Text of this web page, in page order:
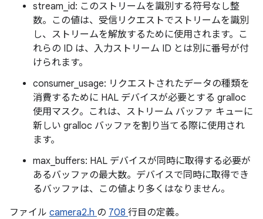
stream_id: このストリームを識別する符号なし整
数。この値は、受信リクエストでストリームを識別
し、ストリームを解放するために使用されます。こ
れらの ID は、入力ストリーム ID とは別に番号が付
けられます。
consumer_usage: リクエストされたデータの種類を
消費するために HAL デバイスが必要とする gralloc
使用マスク。これは、ストリーム バッファ キューに
新しい gralloc バッファを割り当てる際に使用され
ます。
max_buffers: HAL デバイスが同時に取得する必要が
あるバッファの最大数。デバイスで同時に取得でき
るバッファは、この値より多くはなりません。
ファイル camera2.h の 708 行目の定義。